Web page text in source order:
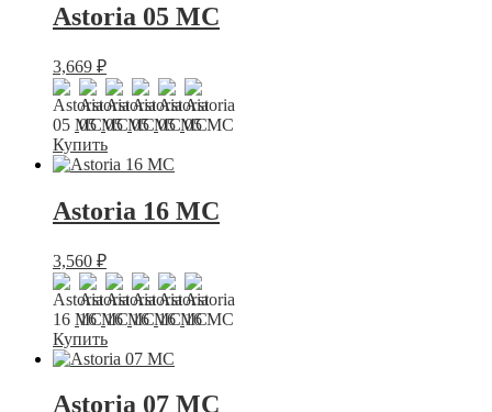
Astoria 05 МС
3,669 ₽
Купить
Astoria 16 МС
3,560 ₽
Купить
Astoria 07 МС